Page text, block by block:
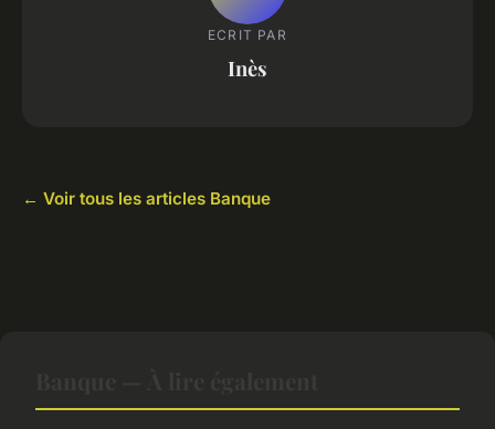
ECRIT PAR
Inès
← Voir tous les articles Banque